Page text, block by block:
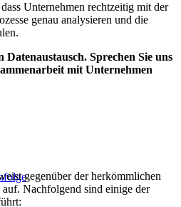
Unternehmen rechtzeitig mit der
genau analysieren und die
Sprechen Sie uns
mit Unternehmen
gegenüber der herkömmlichen
Nachfolgend sind einige der